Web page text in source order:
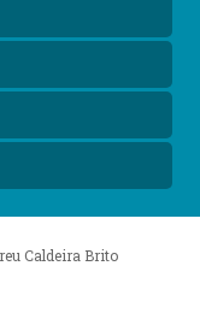
Caldeira Brito